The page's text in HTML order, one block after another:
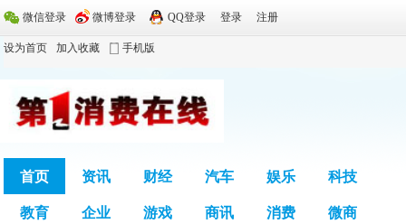
微信登录 微博登录 QQ登录 登录 注册
设为首页 加入收藏 手机版
首页 资讯 财经 汽车 娱乐 科技
教育 企业 游戏 商讯 消费 微商